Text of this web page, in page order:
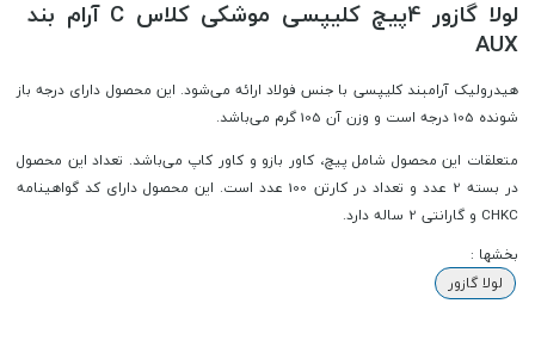
AUX
هیدرولیک آرامبند کلیپسی با جنس فولاد ارائه می‌شود. این محصول دارای درجه باز
شونده 105 درجه است و وزن آن 105 گرم می‌باشد.
متعلقات این محصول شامل پیچ، کاور بازو و کاور کاپ می‌باشد. تعداد این محصول
در بسته 2 عدد و تعداد در کارتن 100 عدد است. این محصول دارای کد گواهینامه
CHKC و گارانتی 2 ساله دارد.
بخشها :
لولا گازور